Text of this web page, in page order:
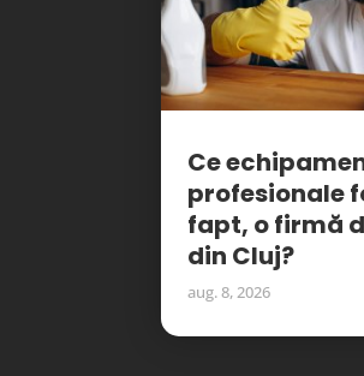
Ce
profesionale
fapt, o firmă
din Cluj?
aug. 8, 2026